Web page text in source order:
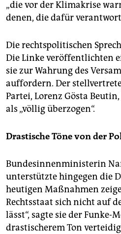
„die vor der Klimakrise
denen, die dafür
Die rechtspolitischen
Die Linke veröffentlichten
sie zur Wahrung des
auffordern. Der
Partei, Lorenz Gösta
als „völlig überzogen“.
Drastische Töne von der
Bundesinnenministerin
unterstützte hingegen die
heutigen Maßnahmen
Rechtsstaat sich nicht auf
lässt“, sagte sie der Funke-
drastischerem Ton